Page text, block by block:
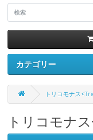
カテゴリー
トリコモナス
トリコモナ